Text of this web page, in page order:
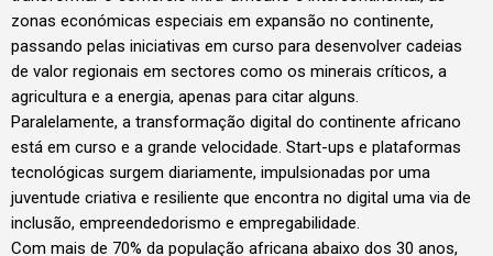
zonas económicas especiais em expansão no continente,
passando pelas iniciativas em curso para desenvolver cadeias
de valor regionais em sectores como os minerais críticos, a
agricultura e a energia, apenas para citar alguns.
Paralelamente, a transformação digital do continente africano
está em curso e a grande velocidade. Start-ups e plataformas
tecnológicas surgem diariamente, impulsionadas por uma
juventude criativa e resiliente que encontra no digital uma via de
inclusão, empreendedorismo e empregabilidade.
Com mais de 70% da população africana abaixo dos 30 anos,